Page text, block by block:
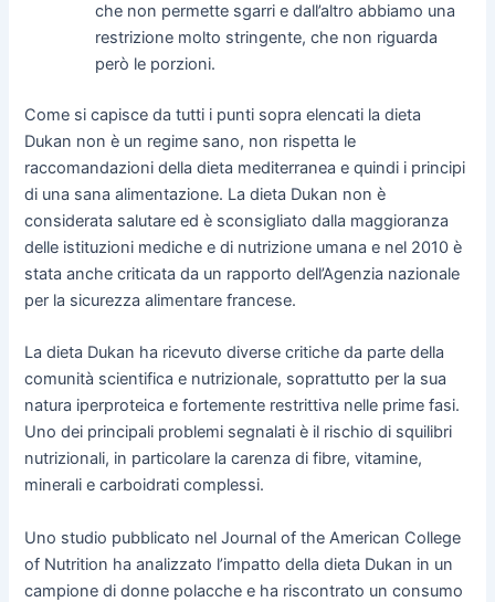
che non permette sgarri e dall’altro abbiamo una
restrizione molto stringente, che non riguarda
però le porzioni.
Come si capisce da tutti i punti sopra elencati la dieta
Dukan non è un regime sano, non rispetta le
raccomandazioni della dieta mediterranea e quindi i principi
di una sana alimentazione. La dieta Dukan non è
considerata salutare ed è sconsigliato dalla maggioranza
delle istituzioni mediche e di nutrizione umana e nel 2010 è
stata anche criticata da un rapporto dell’Agenzia nazionale
per la sicurezza alimentare francese.
La dieta Dukan ha ricevuto diverse critiche da parte della
comunità scientifica e nutrizionale, soprattutto per la sua
natura iperproteica e fortemente restrittiva nelle prime fasi.
Uno dei principali problemi segnalati è il rischio di squilibri
nutrizionali, in particolare la carenza di fibre, vitamine,
minerali e carboidrati complessi.
Uno studio pubblicato nel Journal of the American College
of Nutrition ha analizzato l’impatto della dieta Dukan in un
campione di donne polacche e ha riscontrato un consumo